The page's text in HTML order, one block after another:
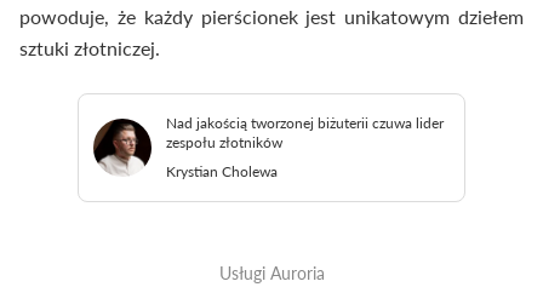
powoduje, że każdy pierścionek jest unikatowym dziełem
sztuki złotniczej.
Nad jakością tworzonej biżuterii czuwa lider
zespołu złotników
Krystian Cholewa
Usługi Auroria